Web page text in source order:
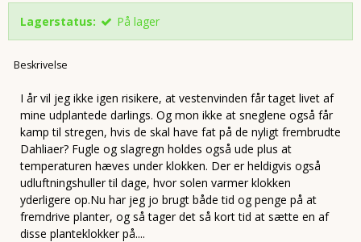
Lagerstatus: På lager
Beskrivelse
I år vil jeg ikke igen risikere, at vestenvinden får taget livet af
mine udplantede darlings. Og mon ikke at sneglene også får
kamp til stregen, hvis de skal have fat på de nyligt frembrudte
Dahliaer? Fugle og slagregn holdes også ude plus at
temperaturen hæves under klokken. Der er heldigvis også
udluftningshuller til dage, hvor solen varmer klokken
yderligere op.Nu har jeg jo brugt både tid og penge på at
fremdrive planter, og så tager det så kort tid at sætte en af
disse planteklokker på....